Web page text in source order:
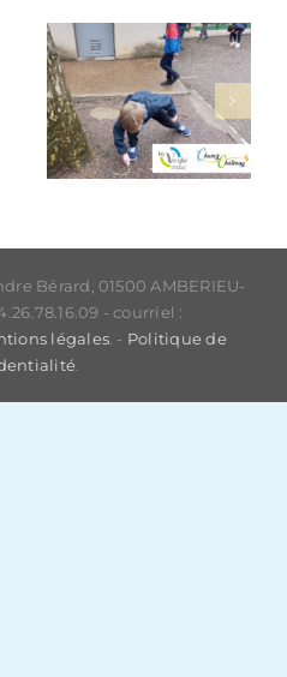
Bérard, 01500 AMBERIEU-
- courriel :
légales . - Politique de